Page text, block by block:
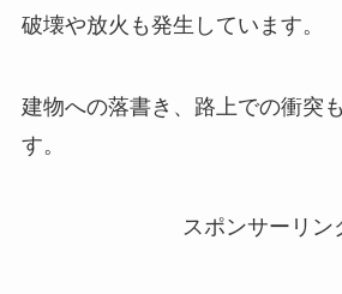
破壊や放火も発生しています。
建物への落書き、路上での衝突
す。
スポンサーリン